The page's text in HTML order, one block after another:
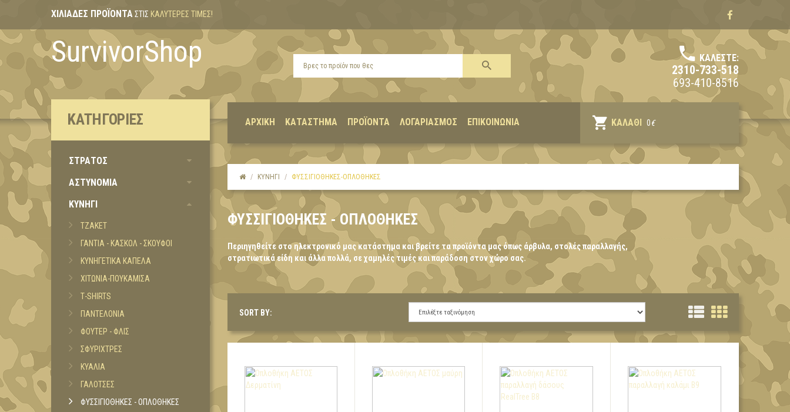
ΧΙΛΙΆΔΕΣ ΠΡΟΪΌΝΤΑΣΤΙΣ ΚΑΛΎΤΕΡΕΣ ΤΙΜΈΣ!
SurvivorShop ΚΑΛΈΣΤΕ:
2310-733-518
693-410-8516
ΚΑΛΆΘΙ 0€
ΑΡΧΙΚΉ ΚΑΤΆΣΤΗΜΑ ΠΡΟΪΌΝΤΑ ΛΟΓΑΡΙΑΣΜΌΣ ΕΠΙΚΟΙΝΩΝΊΑ
ΚΑΤΗΓΟΡΊΕΣ
ΣΤΡΑΤΟΣ
ΑΣΤΥΝΟΜΙΑ
ΚΥΝΗΓΙ
ΤΖΑΚΕΤ
ΓΑΝΤΙΑ - ΚΑΣΚΟΛ - ΣΚΟΥΦΟΙ
ΚΥΝΗΓΕΤΙΚΑ ΚΑΠΕΛΑ
ΧΙΤΩΝΙΑ-ΠΟΥΚΑΜΙΣΑ
Τ-SHIRTS
ΠΑΝΤΕΛΟΝΙΑ
ΦΟΥΤΕΡ - ΦΛΙΣ
ΣΦΥΡΙΧΤΡΕΣ
ΚΥΑΛΙΑ
ΓΑΛΟΤΣΕΣ
ΦΥΣΣΙΓΙΟΘΗΚΕΣ - ΟΠΛΟΘΗΚΕΣ
ΚΥΝΗΓΙ ΦΥΣΣΙΓΙΟΘΗΚΕΣ-ΟΠΛΟΘΗΚΕΣ
ΦΥΣΣΙΓΙΟΘΗΚΕΣ - ΟΠΛΟΘΗΚΕΣ
Περιηγηθείτε στο ηλεκτρονικό μας κατάστημα και βρείτε τα προϊόντα μας όπως άρβυλα, στολές παραλλαγής,
στρατιωτικά είδη και άλλα πολλά, σε χαμηλές τιμές και παράδοση στον χώρο σας.
SORT BY: